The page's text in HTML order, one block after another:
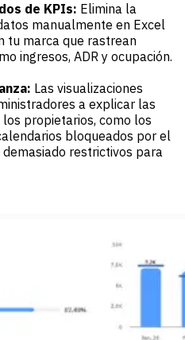
de KPIs: Elimina la
manualmente en Excel
tu marca que rastrean
ingresos, ADR y ocupación.
Las visualizaciones
a explicar las
propietarios, como los
bloqueados por el
restrictivos para